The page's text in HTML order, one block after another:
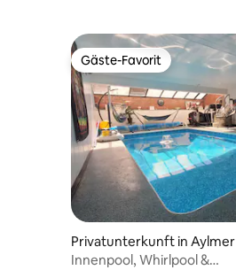
Gäste-Favorit
Gäste-Favorit
Privatunterkunft in Aylmer
Innenpool, Whirlpool &